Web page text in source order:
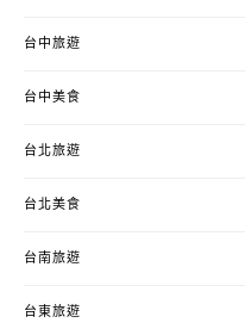
台中旅遊
台中美食
台北旅遊
台北美食
台南旅遊
台東旅遊